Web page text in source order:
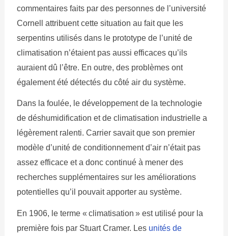
commentaires faits par des personnes de l’université
Cornell attribuent cette situation au fait que les
serpentins utilisés dans le prototype de l’unité de
climatisation n’étaient pas aussi efficaces qu’ils
auraient dû l’être. En outre, des problèmes ont
également été détectés du côté air du système.
Dans la foulée, le développement de la technologie
de déshumidification et de climatisation industrielle a
légèrement ralenti. Carrier savait que son premier
modèle d’unité de conditionnement d’air n’était pas
assez efficace et a donc continué à mener des
recherches supplémentaires sur les améliorations
potentielles qu’il pouvait apporter au système.
En 1906, le terme « climatisation » est utilisé pour la
première fois par Stuart Cramer. Les unités de